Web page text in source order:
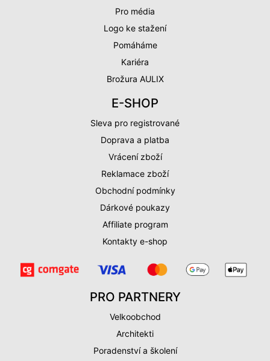
Pro média
Logo ke stažení
Pomáháme
Kariéra
Brožura AULIX
E-SHOP
Sleva pro registrované
Doprava a platba
Vrácení zboží
Reklamace zboží
Obchodní podmínky
Dárkové poukazy
Affiliate program
Kontakty e-shop
PRO PARTNERY
Velkoobchod
Architekti
Poradenství a školení